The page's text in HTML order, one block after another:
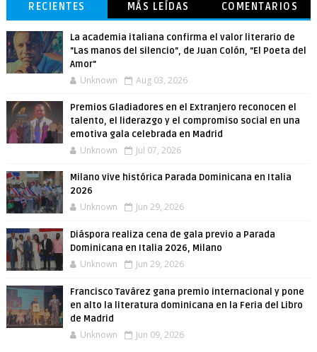
RECIENTES MÁS LEÍDAS COMENTARIOS
La academia italiana confirma el valor literario de
"Las manos del silencio", de Juan Colón, "El Poeta del
Amor"
Unknown Aug 03, 2026
Premios Gladiadores en el Extranjero reconocen el
talento, el liderazgo y el compromiso social en una
emotiva gala celebrada en Madrid
Unknown Jul 07, 2026
Milano vive histórica Parada Dominicana en Italia
2026
Unknown Jun 29, 2026
Diáspora realiza cena de gala previo a Parada
Dominicana en Italia 2026, Milano
Unknown Jun 29, 2026
Francisco Tavárez gana premio internacional y pone
en alto la literatura dominicana en la Feria del Libro
de Madrid
Unknown Jun 09, 2026